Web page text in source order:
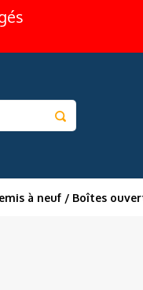
à neuf / Boîtes